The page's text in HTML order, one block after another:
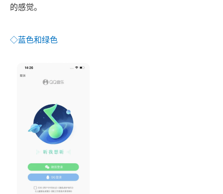
的感觉。
◇蓝色和绿色